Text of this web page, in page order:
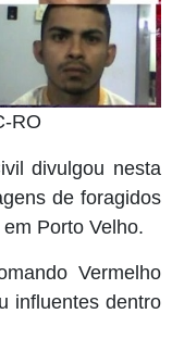
RO
divulgou nesta
de foragidos
Porto Velho.
Vermelho
influentes dentro